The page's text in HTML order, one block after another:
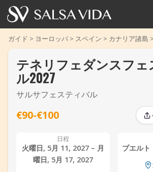
ホーム
イベント
ニュース
記事
サルサ用語集
ガイド > ヨーロッパ > スペイン > カナリア諸島 >
テネリフェダンスフ
ル2027
サルサフェスティバル
€90-€100
日程
火曜日, 5月 11, 2027 – 月
曜日, 5月 17, 2027
プエルト